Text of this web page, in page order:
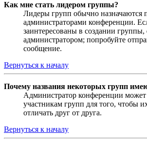
Как мне стать лидером группы?
Лидеры групп обычно назначаются
администраторами конференции.
заинтересованы в создании группы,
администратором; попробуйте
сообщение.
Вернуться к началу
Почему названия некоторых групп
Администратор конференции может
участникам групп для того, чтобы
отличать друг от друга.
Вернуться к началу